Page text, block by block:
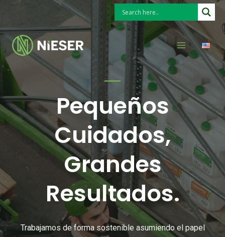
contenido
Main
Menu
Pequeños
Cuidados,
Grandes
Resultados.
Trabajamos de forma sostenible asumiendo el papel